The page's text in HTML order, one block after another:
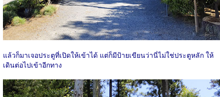
แล้วก็มาเจอประตูที่เปิดให้เข้าได้ แต่ก็มีป้ายเขียนว่านี่ไม่ใช่ประตูหลัก ให้
เดินต่อไปเข้าอีกทาง